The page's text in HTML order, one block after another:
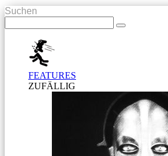
Suchen
FEATURES
ZUFÄLLIG